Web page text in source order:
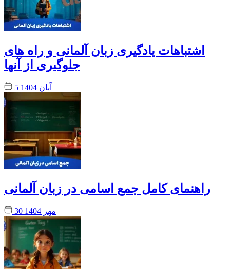
اشتباهات یادگیری زبان آلمانی و راه های
جلوگیری از آنها
5 آبان 1404
راهنمای کامل جمع اسامی در زبان آلمانی
30 مهر 1404